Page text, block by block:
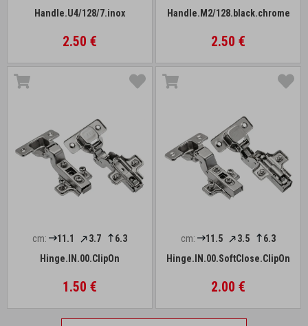
Handle.U4/128/7.inox
2.50 €
Handle.M2/128.black.chrome
2.50 €
cm: 11.1 3.7
6.3
Hinge.IN.00.ClipOn
1.50 €
cm: 11.5 3.5
6.3
Hinge.IN.00.SoftClose.ClipOn
2.00 €